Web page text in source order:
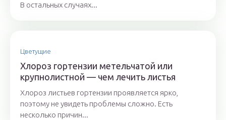
В остальных случаях...
Цветущие
Хлороз гортензии метельчатой или
крупнолистной — чем лечить листья
Хлороз листьев гортензии проявляется ярко,
поэтому не увидеть проблемы сложно. Есть
несколько причин...